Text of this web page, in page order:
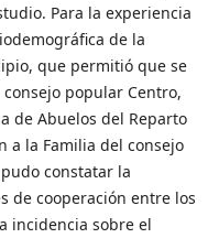
Para la experiencia
de la
que permitió que se
popular Centro,
de Abuelos del Reparto
a la Familia del consejo
constatar la
de cooperación entre los
incidencia sobre el